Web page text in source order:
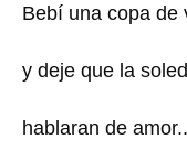
Bebí una copa de
y deje que la
hablaran de